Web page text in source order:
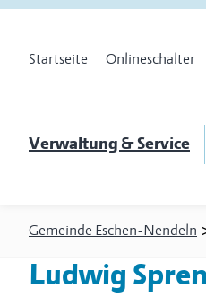
Startseite Onlineschalter
Verwaltung & Service
Gemeinde Eschen-Nendeln
Ludwig